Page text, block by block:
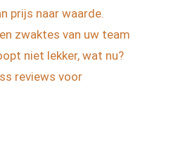
prijs naar waarde.
zwaktes van uw team
niet lekker, wat nu?
reviews voor